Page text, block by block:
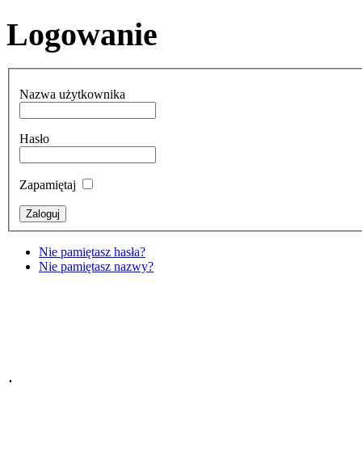
Logowanie
Nazwa użytkownika
Hasło
Zapamiętaj
Nie pamiętasz hasła?
Nie pamiętasz nazwy?
.